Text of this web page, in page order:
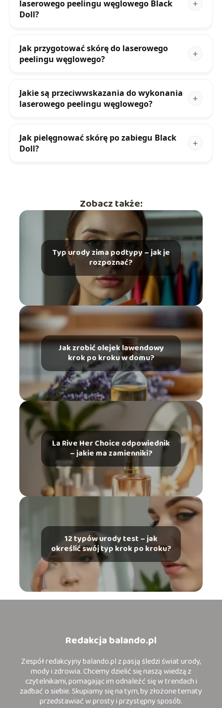
laserowego peelingu węglowego Black
Doll?
Jak przygotować skórę do laserowego
peelingu węglowego?
Jakie są przeciwwskazania do wykonania
laserowego peelingu węglowego?
Jak pielęgnować skórę po zabiegu Black
Doll?
Zobacz także:
Typ urody zima podtypy – jak je
rozpoznać?
Jak zrobić olejek lawendowy
krok po kroku w domu?
La Rive Her Choice odpowiednik
– jakie ma zamienniki?
12 typów urody test – jak
określić swój typ krok po kroku?
Redakcja balando.pl
Zespół redakcyjny balando.pl z pasją śledzi świat urody,
mody i zdrowia. Chcemy dzielić się naszą wiedzą z
czytelnikami, pomagając im odnaleźć się w trendach i
zadbać o siebie. Skupiamy się na tym, by złożone tematy
przedstawiać w prosty i przystępny sposób.